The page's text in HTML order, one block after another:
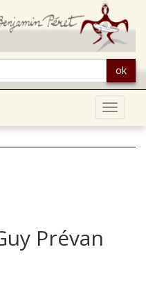
ok
Toggle
Prévan